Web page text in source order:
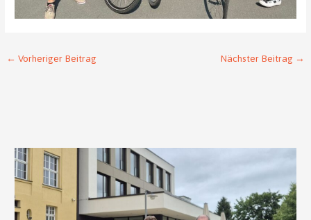
← Vorheriger Beitrag Nächster Beitrag →